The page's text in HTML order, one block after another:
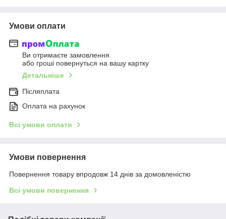
Умови оплати
Ви отримаєте замовлення
або гроші повернуться на вашу картку
Детальніше
Післяплата
Оплата на рахунок
Всі умови оплати
Умови повернення
Повернення товару впродовж 14 днів за домовленістю
Всі умови повернення